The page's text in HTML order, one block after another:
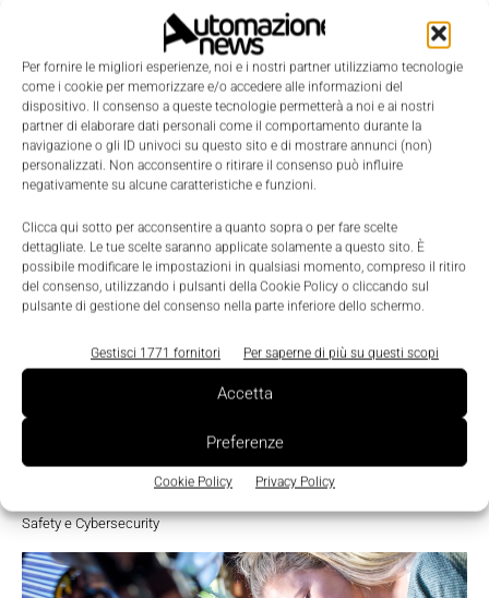
Per fornire le migliori esperienze, noi e i nostri partner utilizziamo tecnologie
come i cookie per memorizzare e/o accedere alle informazioni del
dispositivo. Il consenso a queste tecnologie permetterà a noi e ai nostri
partner di elaborare dati personali come il comportamento durante la
navigazione o gli ID univoci su questo sito e di mostrare annunci (non)
personalizzati. Non acconsentire o ritirare il consenso può influire
negativamente su alcune caratteristiche e funzioni.
Clicca qui sotto per acconsentire a quanto sopra o per fare scelte
dettagliate. Le tue scelte saranno applicate solamente a questo sito. È
possibile modificare le impostazioni in qualsiasi momento, compreso il ritiro
del consenso, utilizzando i pulsanti della Cookie Policy o cliccando sul
pulsante di gestione del consenso nella parte inferiore dello schermo.
Gestisci 1771 fornitori Per saperne di più su questi scopi
Accetta
Preferenze
Cookie Policy Privacy Policy
TI POTREBBERO INTERESSARE ⇢
Cyber resilience, la sicurezza OT diventa un
fattore strategico per la competitività del
Safety e Cybersecurity